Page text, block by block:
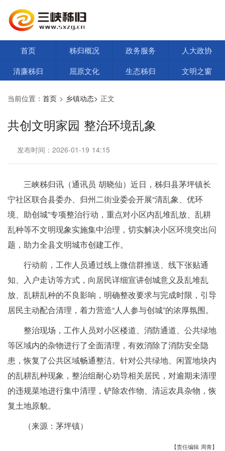
首页 秭归概况 政务服务
人大政协
清廉秭归
屈原文化 生态秭归 文明之窗
当前位置： 首页 > 乡镇动态> 正文
共创文明家园 整治环境乱象
发布时间：2026-01-19 14:15
三峡秭归讯（通讯员 胡晓仙）近日，秭归县茅坪镇长
宁社区联合县委办、归州二街业委会开展“清乱象、优环
境、助创城”专项整治行动，重点对小区内乱堆乱放、乱耕
乱种等不文明现象实施集中治理， 切实解决小区环境突出问
题，助力全县文明城市创建工作。
行动前，工作人员通过线上微信群推送、线下张贴通
知、入户走访等方式，向居民详细宣讲创城意义及乱堆乱
放、乱耕乱种的不良影响，明确整改要求与完成时限，引导
居民主动配合清理，着力营造“人人参与创城”的浓厚氛围。
整治现场，工作人员对小区楼道、消防通道、公共绿地
等区域内的杂物进行了全面清理，有效消除了消防安全隐
患，恢复了公共区域畅通整洁。针对公共绿地、闲置地块内
的乱耕乱种现象，整治组耐心劝导相关居民，对逾期未清理
的违规菜地进行集中清理，铲除农作物、清运农具杂物，恢
复土地原貌。
（来源：茅坪镇）
【责任编辑 周青】